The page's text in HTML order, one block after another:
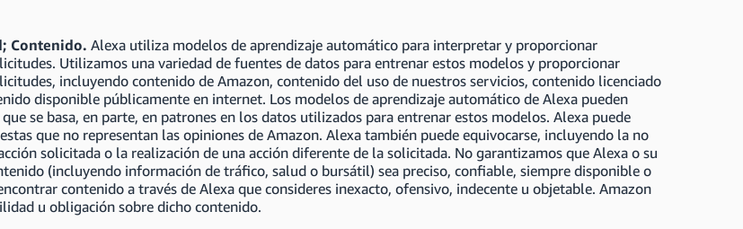
Contenido.Alexa utiliza modelos de aprendizaje automático para interpretar y proporcionar
Utilizamos una variedad de fuentes de datos para entrenar estos modelos y proporcionar
incluyendo contenido de Amazon, contenido del uso de nuestros servicios, contenido licenciado
disponible públicamente en internet. Los modelos de aprendizaje automático de Alexa pueden
se basa, en parte, en patrones en los datos utilizados para entrenar estos modelos. Alexa puede
que no representan las opiniones de Amazon. Alexa también puede equivocarse, incluyendo la no
solicitada o la realización de una acción diferente de la solicitada. No garantizamos que Alexa o su
(incluyendo información de tráfico, salud o bursátil) sea preciso, confiable, siempre disponible o
contenido a través de Alexa que consideres inexacto, ofensivo, indecente u objetable. Amazon
u obligación sobre dicho contenido.